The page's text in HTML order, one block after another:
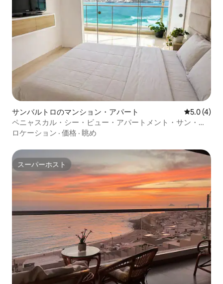
サンバルトロのマンション・アパート レビュー4
5.0 (4)
ペニャスカル・シー・ビュー・アパートメント・サン・バ
ルトロ
ロケーション · 価格 · 眺め
スーパーホスト
スーパーホスト